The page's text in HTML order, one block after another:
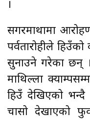
।
सगरमाथामा
पर्वतारोहीले
सुनाउने गरेका छन्
माथिल्ला
हिउँ देखिएको
चासो देखाएको